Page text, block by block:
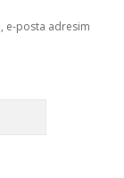
e-posta adresim